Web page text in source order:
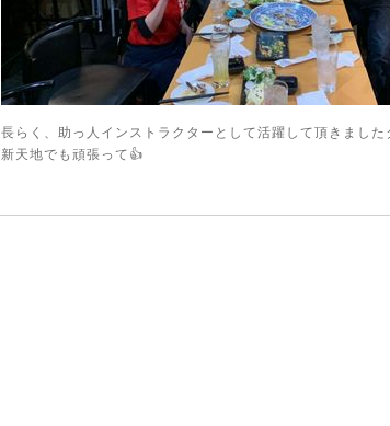
長らく、助っ人インストラクターとして活躍して頂きまし
新天地でも頑張って👍